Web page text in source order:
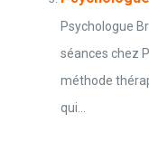
Psychologue
séances chez
méthode
qui...